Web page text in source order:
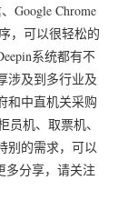
Google Chrome
，可以很轻松的
系统都有不
涉及到多行业及
和中直机关采购
机、取票机、
别的需求，可以
多分享，请关注